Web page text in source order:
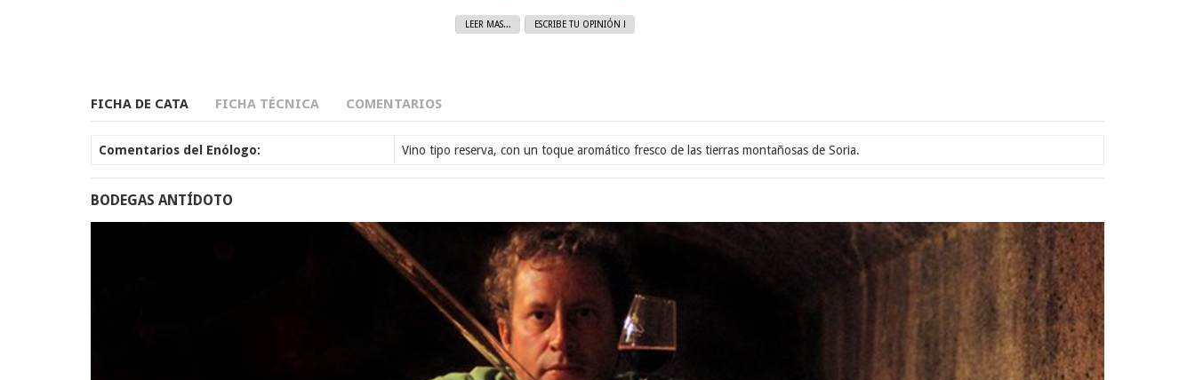
LEER MAS... ESCRIBE TU OPINIÓN !
FICHA DE CATA FICHA TÉCNICA COMENTARIOS
Comentarios del Enólogo: Vino tipo reserva, con un toque aromático fresco de las tierras montañosas de Soria.
BODEGAS ANTÍDOTO